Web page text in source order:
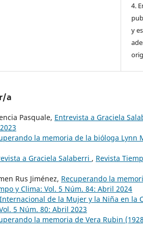
4.
y
a
Pasquale, Entrevista a Graciela
la memoria de la bióloga Lynn
a Graciela Salaberri , Revista
Rus Jiménez, Recuperando la
y Clima: Vol. 5 Núm. 84: Abril 2024
de la Mujer y la Niña en la
5 Núm. 80: Abril 2023
la memoria de Vera Rubin